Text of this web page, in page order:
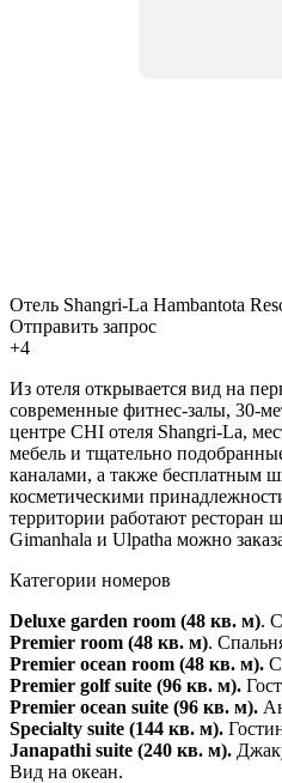
Отель Shangri-La Hambantota
Отправить запрос
+4
Из отеля открывается вид на
современные фитнес-залы, 30-
центре CHI отеля Shangri-La,
мебель и тщательно
каналами, а также бесплатным
косметическими
территории работают ресторан
Gimanhala и Ulpatha можно
Категории номеров
Deluxe garden room (48 кв. м).
Premier room (48 кв. м).
Premier ocean room (48 кв. м).
Premier golf suite (96 кв. м).
Premier ocean suite (96 кв. м).
Specialty suite (144 кв. м).
Janapathi suite (240 кв. м).
Вид на океан.